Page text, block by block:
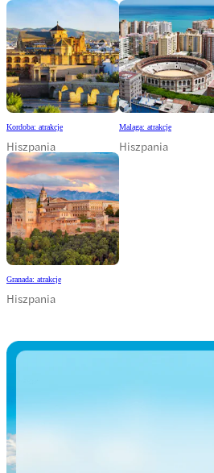
Kordoba: atrakcje
Hiszpania
Malaga: atrakcje
Hiszpania
Granada: atrakcje
Hiszpania